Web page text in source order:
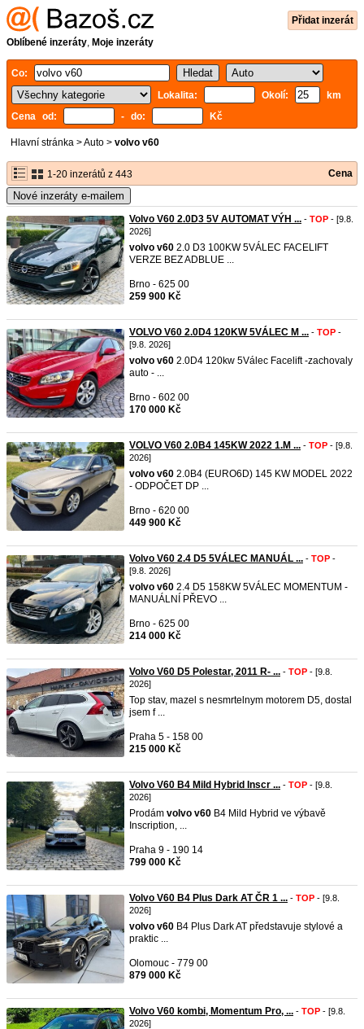
Přidat inzerát
Oblíbené inzeráty, Moje inzeráty
Co:
Lokalita:
Okolí:
km
Cena od:
- do: Kč
Hlavní stránka >Auto > volvo v60
1-20 inzerátů z 443 Cena
Nové inzeráty e-mailem
Volvo V60 2.0D3 5V AUTOMAT VÝH ... - TOP - [9.8.
2026]
volvo v60 2.0 D3 100KW 5VÁLEC FACELIFT
VERZE BEZ ADBLUE ...
Brno - 625 00
259 900 Kč
VOLVO V60 2.0D4 120KW 5VÁLEC M ... - TOP -
[9.8. 2026]
volvo v60 2.0D4 120kw 5Válec Facelift -zachovaly
auto - ...
Brno - 602 00
170 000 Kč
VOLVO V60 2.0B4 145KW 2022 1.M ... - TOP - [9.8.
2026]
volvo v60 2.0B4 (EURO6D) 145 KW MODEL 2022
- ODPOČET DP ...
Brno - 620 00
449 900 Kč
Volvo V60 2.4 D5 5VÁLEC MANUÁL ... - TOP -
[9.8. 2026]
volvo v60 2.4 D5 158KW 5VÁLEC MOMENTUM -
MANUÁLNÍ PŘEVO ...
Brno - 625 00
214 000 Kč
Volvo V60 D5 Polestar, 2011 R- ... - TOP - [9.8.
2026]
Top stav, mazel s nesmrtelnym motorem D5, dostal
jsem f ...
Praha 5 - 158 00
215 000 Kč
Volvo V60 B4 Mild Hybrid Inscr ... - TOP - [9.8.
2026]
Prodám volvo v60 B4 Mild Hybrid ve výbavě
Inscription, ...
Praha 9 - 190 14
799 000 Kč
Volvo V60 B4 Plus Dark AT ČR 1 ... - TOP - [9.8.
2026]
volvo v60 B4 Plus Dark AT představuje stylové a
praktic ...
Olomouc - 779 00
879 000 Kč
Volvo V60 kombi, Momentum Pro, ... - TOP - [9.8.
2026]